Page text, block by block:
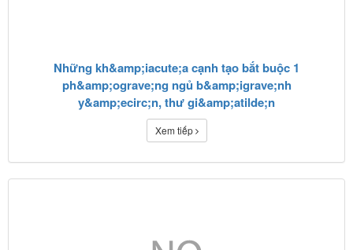
Những kh&amp;iacute;a cạnh tạo bắt buộc 1
ph&amp;ograve;ng ngủ b&amp;igrave;nh
y&amp;ecirc;n, thư gi&amp;atilde;n
Xem tiếp